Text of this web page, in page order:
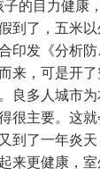
的目力健康
了，五米
印发《分析
来，可是开
良多人城市
很主要。这
了一年炎
来更健康，